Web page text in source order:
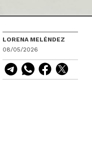
LORENA MELÉNDEZ
08/05/2026